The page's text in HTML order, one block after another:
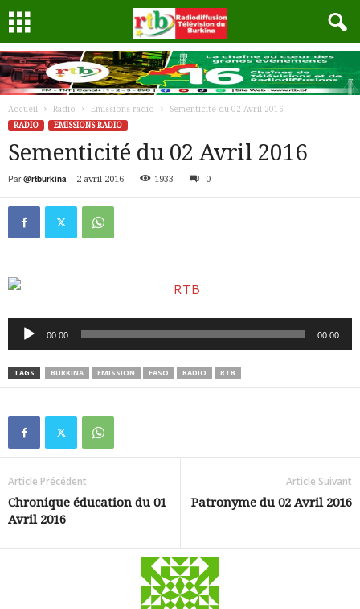
Accueil Radio Emissions radio
Sementicité du 02 Avril 2016
RADIO
EMISSIONS RADIO
Sementicité du 02 Avril 2016
Par @rtburkina - 2 avril 2016 1933 0
Lecteur
audio
00:00 00:00
TAGS BURKINA EMISSION FASO RADIO RTB
Article Précédent
Chronique éducation du 01
Avril 2016
Article Suivant
Patronyme du 02 Avril 2016